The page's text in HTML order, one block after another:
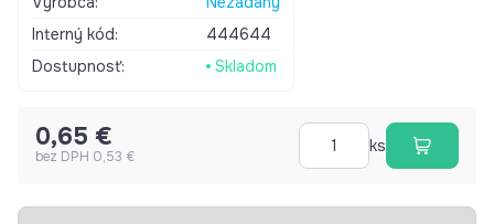
Interný kód:
444644
Dostupnosť:
Skladom
0,65 €
bez DPH 0,53 €
ks
Vybrať záložku